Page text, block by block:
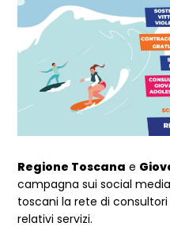
Regione Toscana e
campagna sui social
toscani la rete di
relativi servizi.